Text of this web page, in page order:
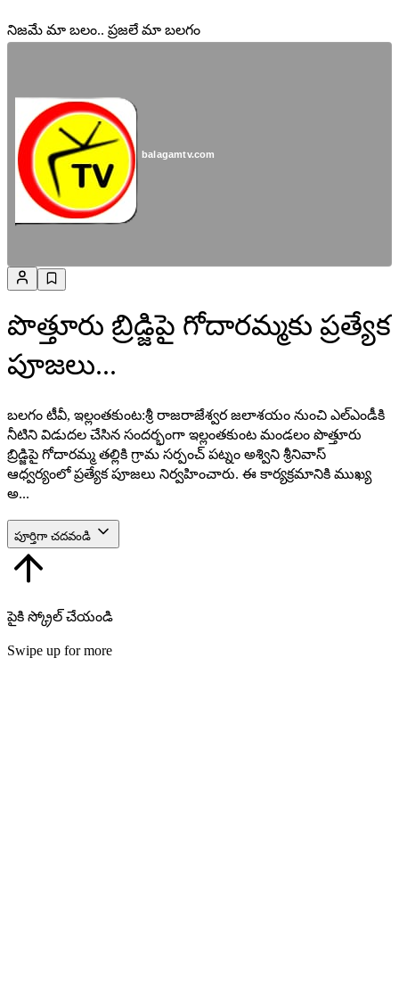
నిజమే మా బలం.. ప్రజలే మా బలగం
balagamtv.com
పొత్తూరు బ్రిడ్జిపై గోదారమ్మకు ప్రత్యేక
పూజలు...
బలగం టీవీ, ఇల్లంతకుంట:శ్రీ రాజరాజేశ్వర జలాశయం నుంచి ఎల్‌ఎండీకి
నీటిని విడుదల చేసిన సందర్భంగా ఇల్లంతకుంట మండలం పొత్తూరు
బ్రిడ్జిపై గోదారమ్మ తల్లికి గ్రామ సర్పంచ్ పట్నం అశ్విని శ్రీనివాస్
ఆధ్వర్యంలో ప్రత్యేక పూజలు నిర్వహించారు. ఈ కార్యక్రమానికి ముఖ్య
అ...
పూర్తిగా చదవండి
పైకి స్క్రోల్ చేయండి
Swipe up for more